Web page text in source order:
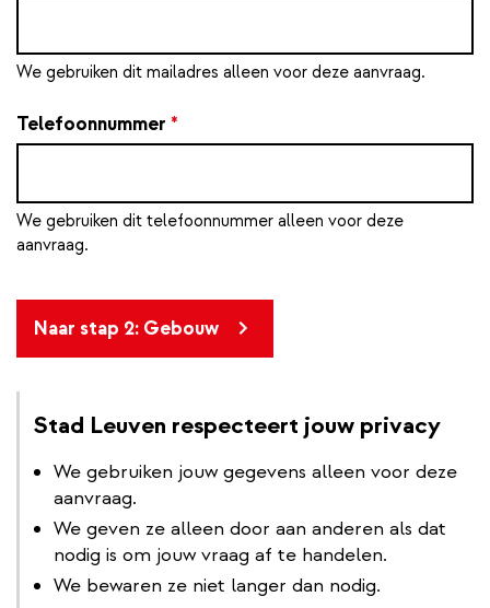
We gebruiken dit mailadres alleen voor deze aanvraag.
Telefoonnummer *
We gebruiken dit telefoonnummer alleen voor deze
aanvraag.
Naar stap 2: Gebouw
Stad Leuven respecteert jouw privacy
We gebruiken jouw gegevens alleen voor deze
aanvraag.
We geven ze alleen door aan anderen als dat
nodig is om jouw vraag af te handelen.
We bewaren ze niet langer dan nodig.